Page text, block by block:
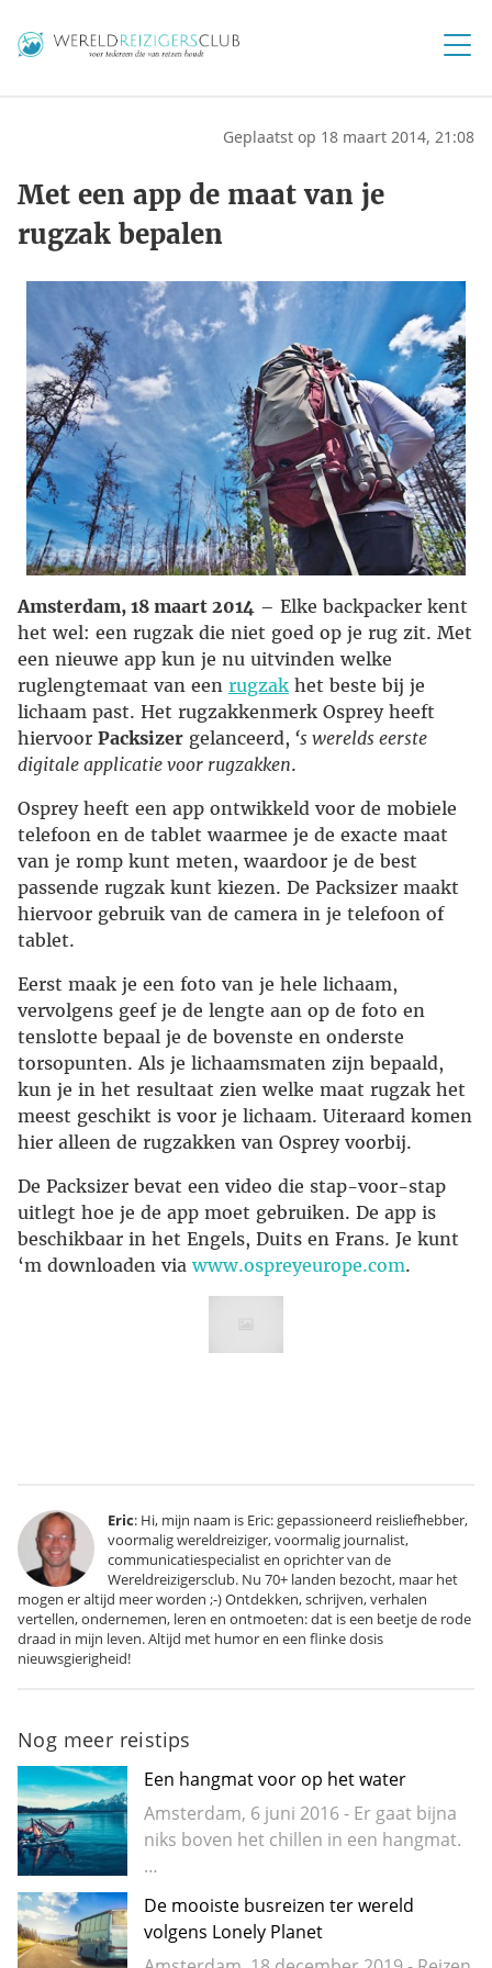
Geplaatst op 18 maart 2014, 21:08
Met een app de maat van je
rugzak bepalen
Amsterdam, 18 maart 2014 – Elke backpacker kent
het wel: een rugzak die niet goed op je rug zit. Met
een nieuwe app kun je nu uitvinden welke
ruglengtemaat van een rugzak het beste bij je
lichaam past. Het rugzakkenmerk Osprey heeft
hiervoor Packsizer gelanceerd, ‘s werelds eerste
digitale applicatie voor rugzakken.
Osprey heeft een app ontwikkeld voor de mobiele
telefoon en de tablet waarmee je de exacte maat
van je romp kunt meten, waardoor je de best
passende rugzak kunt kiezen. De Packsizer maakt
hiervoor gebruik van de camera in je telefoon of
tablet.
Eerst maak je een foto van je hele lichaam,
vervolgens geef je de lengte aan op de foto en
tenslotte bepaal je de bovenste en onderste
torsopunten. Als je lichaamsmaten zijn bepaald,
kun je in het resultaat zien welke maat rugzak het
meest geschikt is voor je lichaam. Uiteraard komen
hier alleen de rugzakken van Osprey voorbij.
De Packsizer bevat een video die stap-voor-stap
uitlegt hoe je de app moet gebruiken. De app is
beschikbaar in het Engels, Duits en Frans. Je kunt
‘m downloaden via www.ospreyeurope.com.
Eric: Hi, mijn naam is Eric: gepassioneerd reisliefhebber,
voormalig wereldreiziger, voormalig journalist,
communicatiespecialist en oprichter van de
Wereldreizigersclub. Nu 70+ landen bezocht, maar het
mogen er altijd meer worden ;-) Ontdekken, schrijven, verhalen
vertellen, ondernemen, leren en ontmoeten: dat is een beetje de rode
draad in mijn leven. Altijd met humor en een flinke dosis
nieuwsgierigheid!
Nog meer reistips
Een hangmat voor op het water
Amsterdam, 6 juni 2016 - Er gaat bijna
niks boven het chillen in een hangmat.
…
De mooiste busreizen ter wereld
volgens Lonely Planet